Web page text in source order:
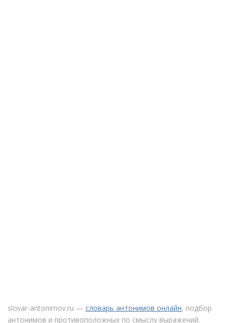
slovar-antonimov.ru — словарь антонимов онлайн, подбор
антонимов и противоположных по смыслу выражений.